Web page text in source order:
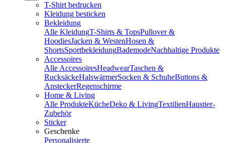
T-Shirt bedrucken
Kleidung besticken
Bekleidung
Alle KleidungT-Shirts & TopsPullover &
HoodiesJacken & WestenHosen &
ShortsSportbekleidungBademodeNachhaltige Produkte
Accessoires
Alle AccessoiresHeadwearTaschen &
RucksäckeHalswärmerSocken & SchuheButtons &
AnsteckerRegenschirme
Home & Living
Alle ProdukteKücheDeko & LivingTextilienHaustier-
Zubehör
Sticker
Geschenke
Personalisierte